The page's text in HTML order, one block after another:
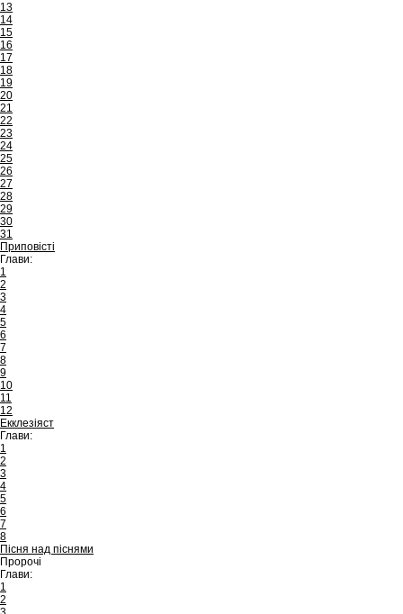
13
14
15
16
17
18
19
20
21
22
23
24
25
26
27
28
29
30
31
Приповісті
Глави:
1
2
3
4
5
6
7
8
9
10
11
12
Екклезіяст
Глави:
1
2
3
4
5
6
7
8
Пісня над піснями
Пророчі
Глави:
1
2